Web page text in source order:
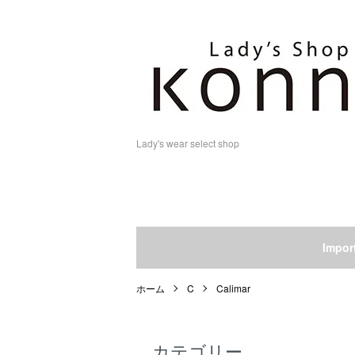
Lady's wear select shop
ホーム C Calimar